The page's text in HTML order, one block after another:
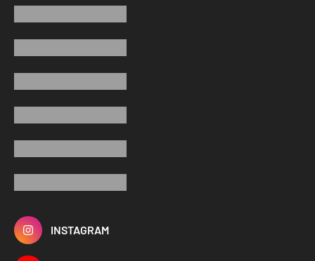
INSTAGRAM